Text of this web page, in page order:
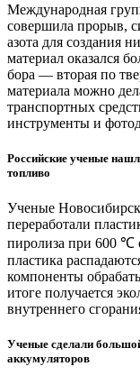
Международная
совершила прорыв,
азота для создания
материал оказался
бора — вторая по
материала можно
транспортных
инструменты и
Российские ученые
топливо
Ученые
переработали
пиролиза при 600 ℃
пластика
компоненты
итоге получается
внутреннего
Ученые сделали
аккумуляторов